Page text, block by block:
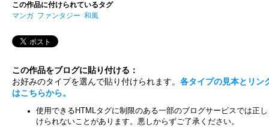
この作品に付けられているタグ
マンガ ファンタジー 和風
この作品をブログに貼り付ける：
お好みのタイプを選んで貼り付けられます。 各タイプの見本とリン
はこちらから。
使用できるHTMLタグに制限のある一部のブログサービスでは正
けられないことがあります。悪しからずご了承ください。